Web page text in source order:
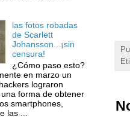
las fotos robadas
de Scarlett
Johansson...¡sin
censura!
¿Cómo paso esto?
en marzo un
lograron
forma de obtener
smartphones,
las ...